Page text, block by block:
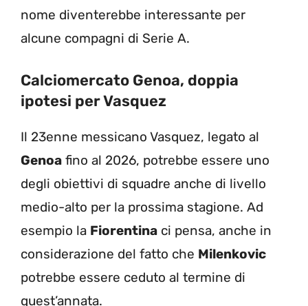
nome diventerebbe interessante per
alcune compagni di Serie A.
Calciomercato Genoa, doppia
ipotesi per Vasquez
Il 23enne messicano Vasquez, legato al
Genoa fino al 2026, potrebbe essere uno
degli obiettivi di squadre anche di livello
medio-alto per la prossima stagione. Ad
esempio la Fiorentina ci pensa, anche in
considerazione del fatto che Milenkovic
potrebbe essere ceduto al termine di
quest’annata.